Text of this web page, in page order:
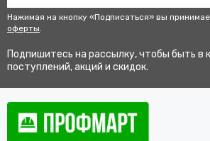
Нажимая на кнопку «Подписаться» вы
оферты.
Подпишитесь на рассылку, чтобы быть в
поступлений, акций и скидок.